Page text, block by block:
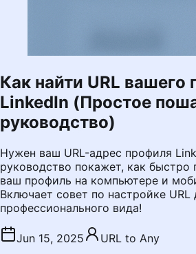
Как найти URL вашего
LinkedIn (Простое
руководство)
Нужен ваш URL-адрес профиля
руководство покажет, как быстро
ваш профиль на компьютере и
Включает совет по настройке URL
профессионального вида!
Jun 15, 2025 URL to Any